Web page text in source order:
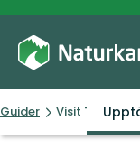
Guider Visit Torsby